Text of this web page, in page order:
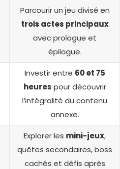
Parcourir un jeu divisé en
trois actes principaux
avec prologue et
épilogue.
Investir entre 60 et 75
heures pour découvrir
l’intégralité du contenu
annexe.
Explorer les mini-jeux,
quêtes secondaires, boss
cachés et défis après